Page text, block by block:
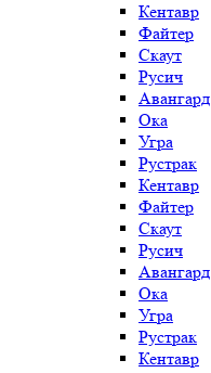
Кентавр
Файтер
Скаут
Русич
Авангард
Ока
Угра
Рустрак
Кентавр
Файтер
Скаут
Русич
Авангард
Ока
Угра
Рустрак
Кентавр